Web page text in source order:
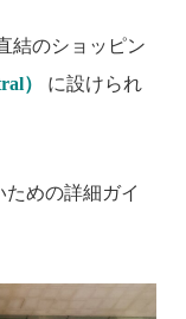
結のショッピン
）
に設けられ
めの詳細ガイ